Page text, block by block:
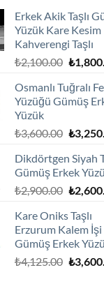
Erkek Akik Taşlı
Yüzük Kare Kesim
Kahverengi Taşlı
₺2,100.00 Orijinal
₺
Osmanlı Tuğralı
Yüzüğü Gümüş
Yüzük
₺3,600.00 Orijinal
₺
Dikdörtgen Siyah
Gümüş Erkek
₺2,900.00 Orijinal
₺
Kare Oniks Taşlı
Erzurum Kalem İşi
Gümüş Erkek
₺4,125.00 Orijinal
₺